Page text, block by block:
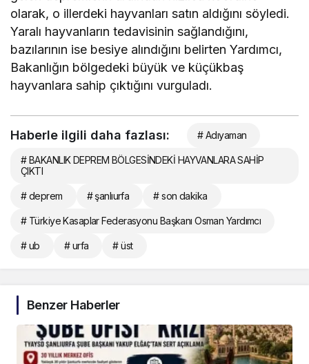
olarak, o illerdeki hayvanları satın aldığını söyledi.
Yaralı hayvanların tedavisinin sağlandığını,
bazılarının ise besiye alındığını belirten Yardımcı,
Bakanlığın bölgedeki büyük ve küçükbaş
hayvanlara sahip çıktığını vurguladı.
Haberle ilgili daha fazlası: # Adıyaman
# BAKANLIK DEPREM BÖLGESİNDEKİ HAYVANLARA SAHİP
ÇIKTI
# deprem # şanlıurfa # son dakika
# Türkiye Kasaplar Federasyonu Başkanı Osman Yardımcı
# ub # urfa # üst
Benzer Haberler